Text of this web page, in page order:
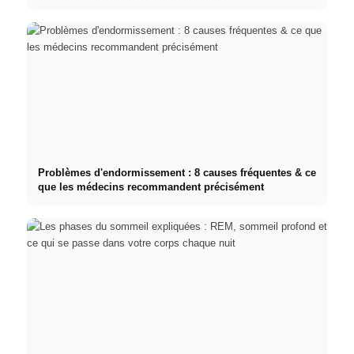
Problèmes d'endormissement : 8 causes fréquentes & ce
que les médecins recommandent précisément